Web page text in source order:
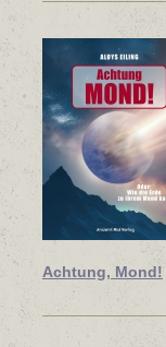
Achtung, Mond!